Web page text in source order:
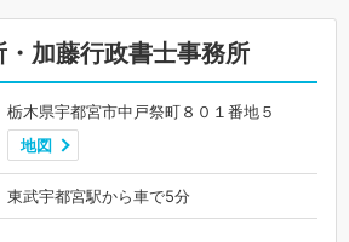
加藤行政書士事務所
栃木県宇都宮市中戸祭町８０１番地５
地図
東武宇都宮駅から車で5分